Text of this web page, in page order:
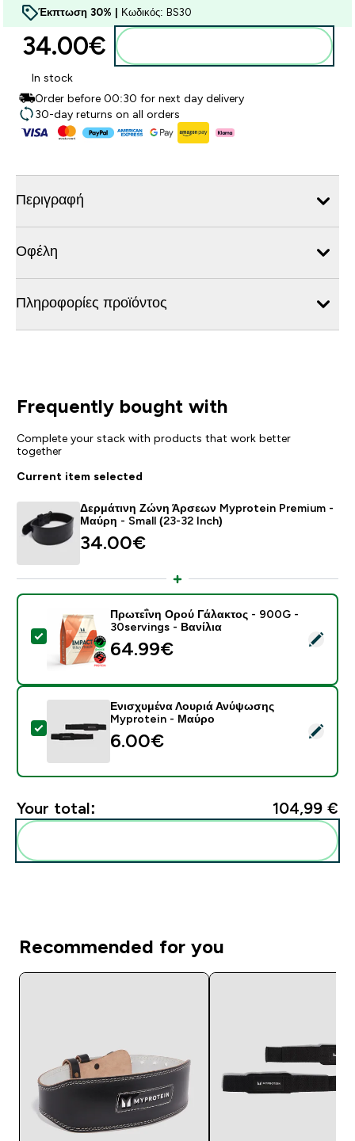
Έκπτωση 30% | Κωδικός: BS30
34.00€‎
In stock
Order before 00:30 for next day delivery
30-day returns on all orders
Περιγραφή
Οφέλη
Πληροφορίες προϊόντος
Frequently bought with
Complete your stack with products that work better
together
Current item selected
Δερμάτινη Ζώνη Άρσεων Myprotein Premium -
Μαύρη - Small (23-32 Inch)
34.00€‎
Select this product - Πρωτεΐνη Ορού Γάλακτος -
Πρωτεΐνη Ορού Γάλακτος - 900G -
30servings - Βανίλια
64.99€‎
Select this product - Ενισχυμένα Λουριά Ανύψωσης
Ενισχυμένα Λουριά Ανύψωσης
Myprotein - Μαύρο
6.00€‎
Your total: 104,99 €‎
Recommended for you